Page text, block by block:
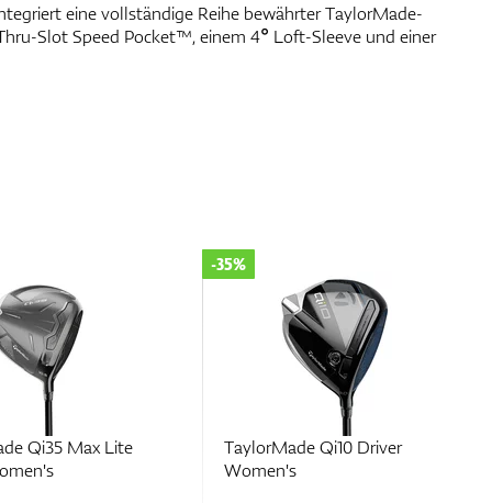
eine vollständige Reihe bewährter TaylorMade-
Slot Speed Pocket™, einem 4° Loft-Sleeve und einer
Qi35 Max Lite
TaylorMade Qi10 Driver
Women's
-35%